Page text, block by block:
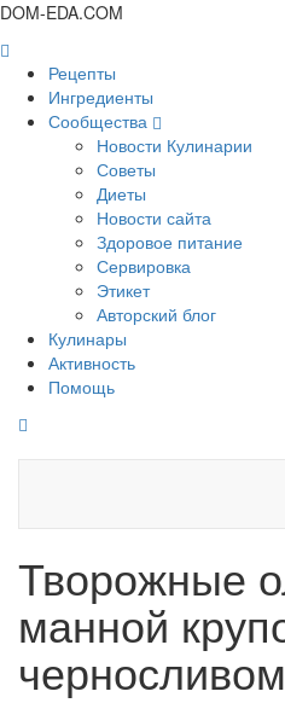
DOM-EDA.COM
Рецепты
Ингредиенты
Сообщества
Новости Кулинарии
Советы
Диеты
Новости сайта
Здоровое питание
Сервировка
Этикет
Авторский блог
Кулинары
Активность
Помощь
Творожные
манной
черносливом